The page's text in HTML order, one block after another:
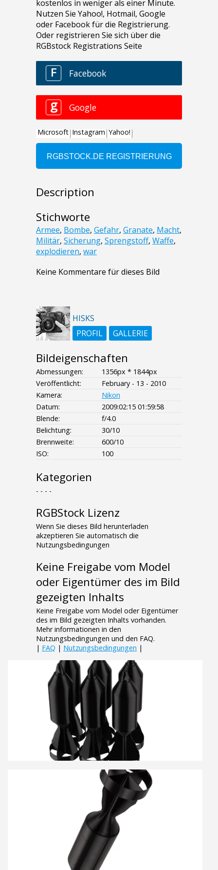
Description
Stichworte
Armee, Bombe, Gefahr, Granate, Macht,
Militär, Sicherung, Sprengstoff, Waffe,
explodieren, war
Keine Kommentare für dieses Bild
HISKS
PROFIL
GALLERIE
Bildeigenschaften
Abmessungen:
1356px * 1844px
Veröffentlicht:
February - 13 - 2010
Kamera:
Nikon
Datum:
2009:02:15 01:59:58
Blende:
f/4.0
Belichtung:
30/10
Brennweite:
600/10
ISO:
100
Kategorien
- - - -
RGBStock Lizenz
Wenn Sie dieses Bild herunterladen
akzeptieren Sie automatisch die
Nutzungsbedingungen
Keine Freigabe vom Model
oder Eigentümer des im Bild
gezeigten Inhalts
Keine Freigabe vom Model oder Eigentümer
des im Bild gezeigten Inhalts vorhanden.
Mehr informationen in den
Nutzungsbedingungen und den FAQ.
| FAQ | Nutzungsbedingungen |